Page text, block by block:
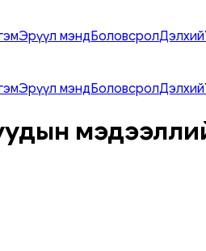
Эрүүл мэндБоловсролДэлхий
Эрүүл мэндБоловсролДэлхий